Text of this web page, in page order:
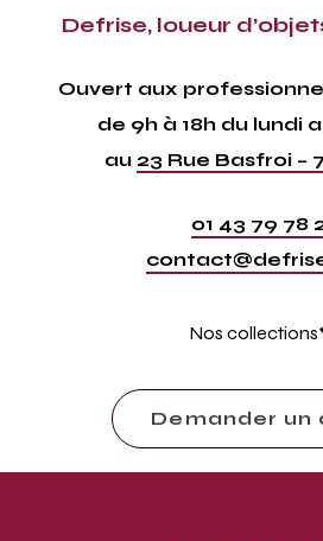
Defrise, loueur
Ouvert aux
de 9h à 18h du lundi
au 23 Rue Basfroi –
01 43 79 78
Nos collections
Demander un